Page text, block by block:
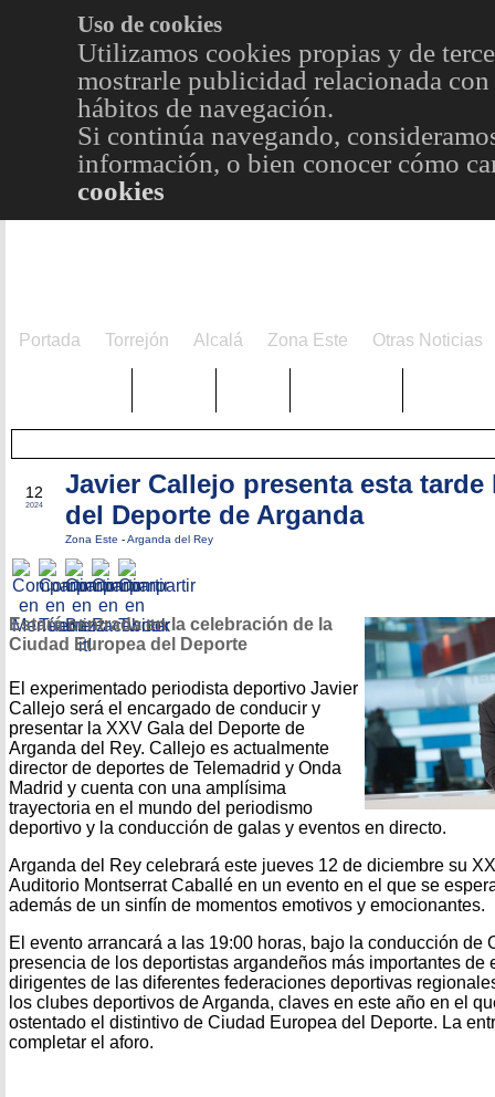
Uso de cookies
Utilizamos cookies propias y de
mostrarle publicidad relacionada
hábitos de navegación.
Si continúa navegando,
información, o bien conocer cómo
cookies
Portada Torrejón Alcalá Zona Este Otras Noticias
12
2024
Javier Callejo presenta esta tarde
del Deporte de Arganda
Zona Este -Arganda del Rey
Estará centrada en la celebración de la
Ciudad Europea del Deporte
El experimentado periodista deportivo Javier
Callejo será el encargado de conducir y
presentar la XXV Gala del Deporte de
Arganda del Rey. Callejo es actualmente
director de deportes de Telemadrid y Onda
Madrid y cuenta con una amplísima
trayectoria en el mundo del periodismo
deportivo y la conducción de galas y eventos en directo.
Arganda del Rey celebrará este jueves 12 de diciembre su
Auditorio Montserrat Caballé en un evento en el que se
además de un sinfín de momentos emotivos y emocionantes.
El evento arrancará a las 19:00 horas, bajo la conducción de
presencia de los deportistas argandeños más importantes de
dirigentes de las diferentes federaciones deportivas
los clubes deportivos de Arganda, claves en este año en el
ostentado el distintivo de Ciudad Europea del Deporte. La
completar el aforo.